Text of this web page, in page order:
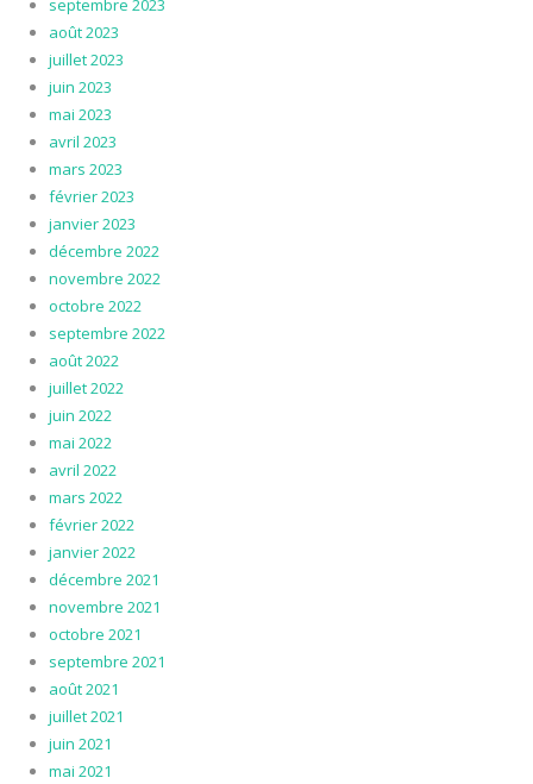
septembre 2023
août 2023
juillet 2023
juin 2023
mai 2023
avril 2023
mars 2023
février 2023
janvier 2023
décembre 2022
novembre 2022
octobre 2022
septembre 2022
août 2022
juillet 2022
juin 2022
mai 2022
avril 2022
mars 2022
février 2022
janvier 2022
décembre 2021
novembre 2021
octobre 2021
septembre 2021
août 2021
juillet 2021
juin 2021
mai 2021